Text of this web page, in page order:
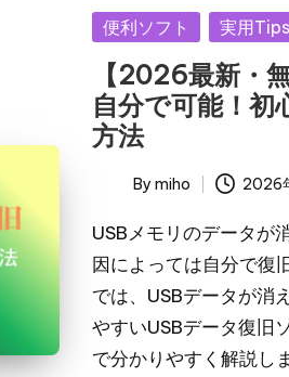
Posted
便利ソフト 実用Tips
【2026最新・
自分で可能！初
方法
Posted
by
By miho 2026
USBメモリのデータが
因によっては自分で復
では、USBデータが消
やすいUSBデータ復旧
で分かりやすく解説し